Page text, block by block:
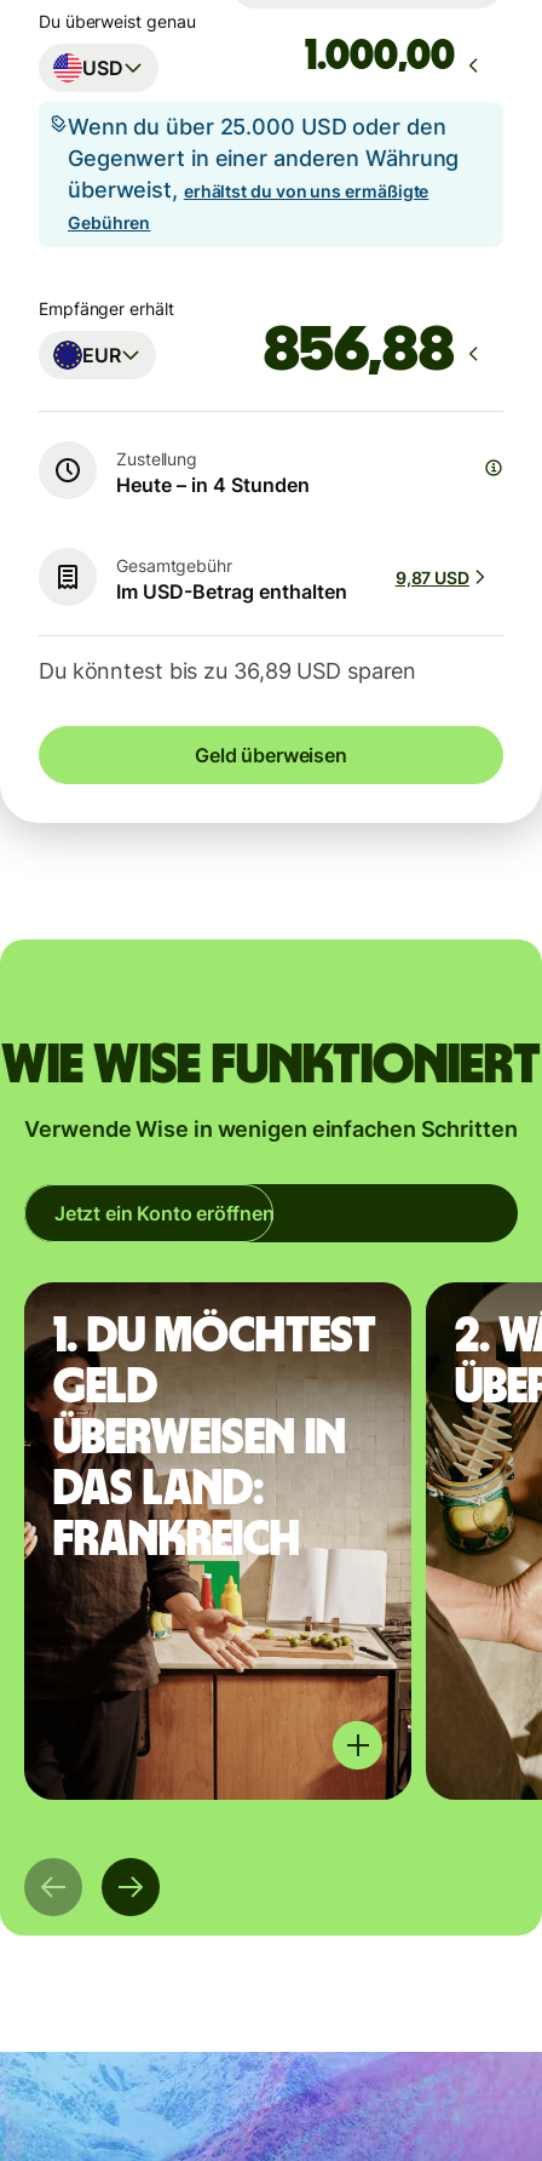
Du überweist genau
USD ,00
Wenn du über 25.000 USD oder den
Gegenwert in einer anderen Währung
überweist, erhältst du von uns ermäßigte
Gebühren
Empfänger erhält
EUR
Zustellung
Heute – in 4 Stunden
Gesamtgebühr
Im USD-Betrag enthalten
9,87 USD
Du könntest bis zu 36,89 USD sparen
Geld überweisen
Wie Wise funktioniert
Verwende Wise in wenigen einfachen Schritten
Jetzt ein Konto eröffnen
1. Du möchtest
Geld
überweisen in
das Land:
Frankreich
2.